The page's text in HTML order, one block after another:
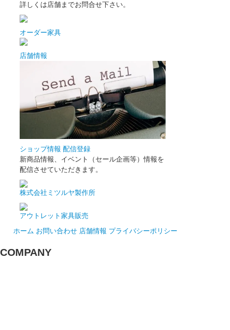
詳しくは店舗までお問合せ下さい。
オーダー家具
店舗情報
ショップ情報 配信登録
新商品情報、イベント（セール企画等）情報を
配信させていただきます。
株式会社ミツルヤ製作所
アウトレット家具販売
ホーム お問い合わせ 店舗情報 プライバシーポリシー
COMPANY